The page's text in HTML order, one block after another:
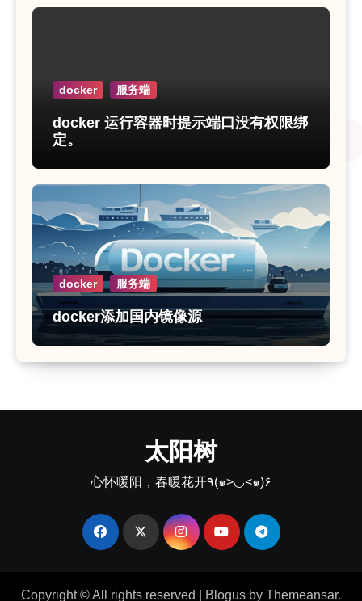
docker 服务端
docker 运行容器时提示端口没有权限绑
定。
docker 服务端
docker添加国内镜像源
太阳树
心怀暖阳，春暖花开٩(๑>◡<๑)۶
Copyright © All rights reserved Blogus by Themeansar.